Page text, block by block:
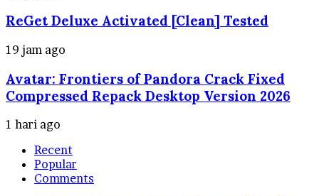
ReGet Deluxe Activated [Clean] Tested
19 jam ago
Avatar: Frontiers of Pandora Crack Fixed
Compressed Repack Desktop Version 2026
1 hari ago
Recent
Popular
Comments